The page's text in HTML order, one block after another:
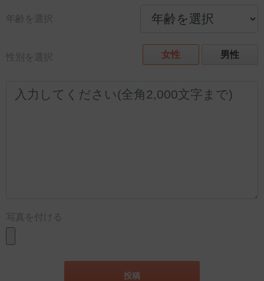
年齢を選択
性別を選択 女性 男性
写真を付ける